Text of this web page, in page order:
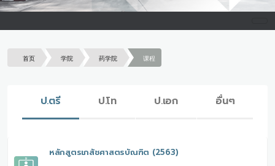
首页 学院 药学院 课程
ป.ตรี ป.โท ป.เอก อื่นๆ
หลักสูตรเภสัชศาสตรบัณฑิต (2563)